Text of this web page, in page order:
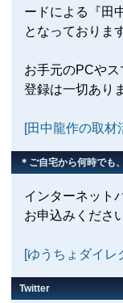
ードによる『田
となっておりま
お手元のPCや
登録は一切あり
[田中龍作の取材
＊ご自宅から何時でも
インターネット
お申込みくださ
[ゆうちょダイレ
Twitter